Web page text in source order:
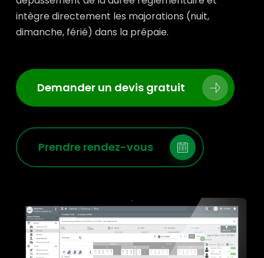
intègre directement les majorations (nuit,
dimanche, férié) dans la prépaie.
Demander un devis gratuit
Prendre rendez-vous